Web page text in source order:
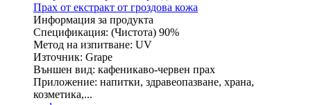
Прах от екстракт от гроздова кожа
Информация за продукта
Спецификация: (Чистота) 90%
Метод на изпитване: UV
Източник: Grape
Външен вид: кафеникаво-червен прах
Приложение: напитки, здравеопазване, храна,
козметика,...